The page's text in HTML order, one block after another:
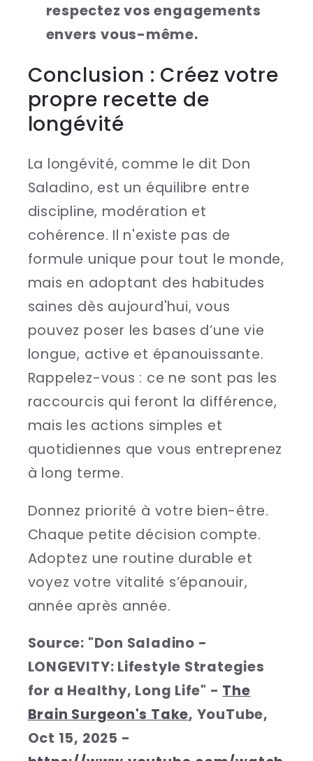
respectez vos engagements
envers vous-même.
Conclusion : Créez votre
propre recette de
longévité
La longévité, comme le dit Don
Saladino, est un équilibre entre
discipline, modération et
cohérence. Il n'existe pas de
formule unique pour tout le monde,
mais en adoptant des habitudes
saines dès aujourd'hui, vous
pouvez poser les bases d’une vie
longue, active et épanouissante.
Rappelez-vous : ce ne sont pas les
raccourcis qui feront la différence,
mais les actions simples et
quotidiennes que vous entreprenez
à long terme.
Donnez priorité à votre bien-être.
Chaque petite décision compte.
Adoptez une routine durable et
voyez votre vitalité s’épanouir,
année après année.
Source: "Don Saladino -
LONGEVITY: Lifestyle Strategies
for a Healthy, Long Life" - The
Brain Surgeon's Take, YouTube,
Oct 15, 2025 -